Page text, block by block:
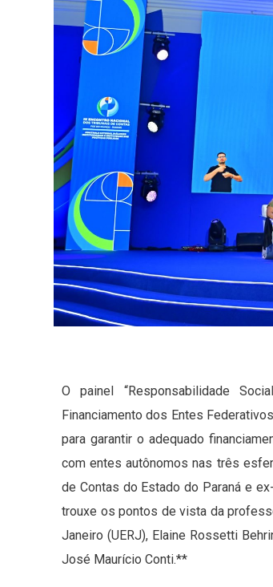
O painel “Responsabilidade
Financiamento dos Entes
para garantir o adequado
com entes autônomos nas três
de Contas do Estado do Paraná e
trouxe os pontos de vista da
Janeiro (UERJ), Elaine Rossetti
José Maurício Conti.**